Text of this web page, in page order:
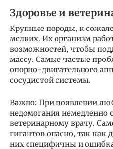
Здоровье и
Крупные породы, к
мелких. Их организм
возможностей, чтобы
массу. Самые частые
опорно-двигательного
сосудистой системы.
Важно: При появлении
недомогания немедленно
ветеринарному врачу.
гигантов опасно, так как
них специфичны и